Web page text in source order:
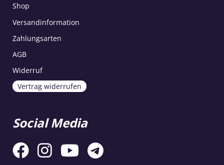
Shop
Versandinformation
Zahlungsarten
AGB
Widerruf
Vertrag widerrufen
Social Media